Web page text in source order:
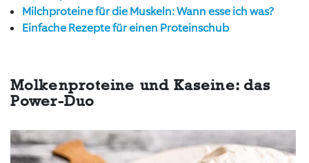
Milchproteine für die Muskeln: Wann esse ich was?
Einfache Rezepte für einen Proteinschub
Molkenproteine und Kaseine: das
Power-Duo